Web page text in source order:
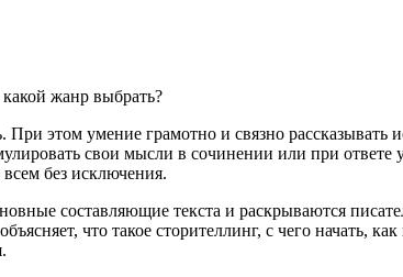
жанр выбрать?
этом умение грамотно и связно
свои мысли в сочинении или при
без исключения.
составляющие текста и раскрываются
что такое сторителлинг, с чего начать, как